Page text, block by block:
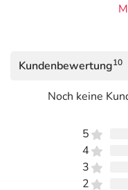
Kundenbewertung10
Noch keine
5
4
3
2